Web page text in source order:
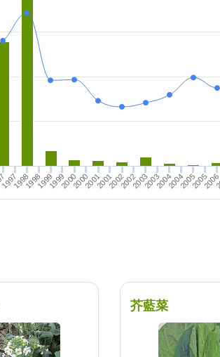
199719981998199919992000200020012001200220022003200320042004200520052006
芥藍菜